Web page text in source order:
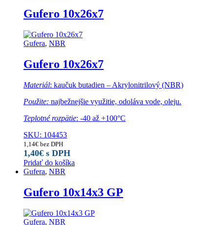
Gufero 10x26x7
Gufera, NBR
Gufero 10x26x7
Materiál: kaučuk butadien – Akrylonitrilový (NBR)
Použite: najbežnejšie využitie, odoláva vode, oleju.
Teplotné rozpätie: -40 až +100°C
SKU: 104453
1,14€ bez DPH
1,40€ s DPH
Pridať do košíka
Gufera, NBR
Gufero 10x14x3 GP
Gufera, NBR